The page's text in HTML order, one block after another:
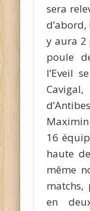
sera
y aura 2
poule
l’Eveil
Maximin
16
haute
même
matchs,
en